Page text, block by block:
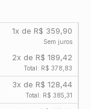
1x de R$ 359,90
Sem juros
2x de R$ 189,42
Total: R$ 378,83
3x de R$ 128,44
Total: R$ 385,31